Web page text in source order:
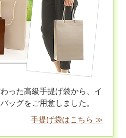
った高級手提げ袋から、イ
ッグをご用意しました。
手提げ袋はこちら ≫